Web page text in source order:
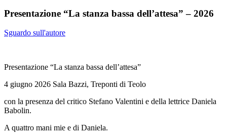
Presentazione “La stanza bassa dell’attesa” – 2026
Sguardo sull'autore
Presentazione “La stanza bassa dell’attesa”
4 giugno 2026 Sala Bazzi, Treponti di Teolo
con la presenza del critico Stefano Valentini e della lettrice Daniela
Babolin.
A quattro mani mie e di Daniela.